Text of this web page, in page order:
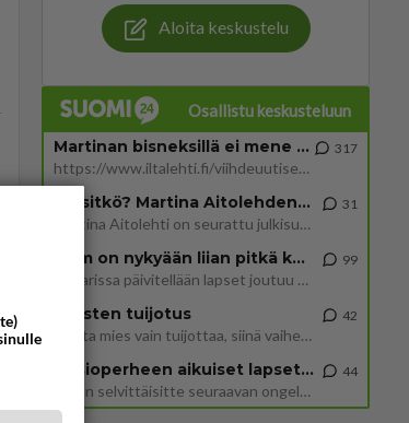
Aloita keskustelu
Osallistu keskusteluun
Martinan bisneksillä ei mene hyvin
https://www.iltalehti.fi/viihdeuutiset/a/c46da6ab-340f-4790-aaa7-0865eed2336 Yrityksen konkurssihakemus on tullut kärä
317
Tiesitkö? Martina Aitolehden isäpuoli on tämä suosittu laulaja
Martina Aitolehti on seurattu julkisuuden henkilö. Lähipiiriin mahtuu muitakin tunnettuja henkilöitä. Tiesitkö, että Ma
31
2 km on nykyään liian pitkä koulumatka
Hesarissa päivitellään lapset joutuu nyt kulkemaan 2 km kouluun jösses. Ruostefillarilla tuo matka menee vaikka miten äk
99
Miesten tuijotus
Mutta mies vain tuijottaa, siinä vaiheessa käännän itse pään pois. Mikä juttu? Yleensä jos joku tuijottaa tai katsoo, hä
42
Uusioperheen aikuiset lapset tyhjentää jääkaapin käydessään
Miten selvittäisitte seuraavan ongelman, meillä on uusioperhe, minulla teini-ikäiset lapset ja puolisolla aikuiset, jotk
44